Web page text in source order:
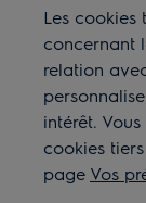
Les cookies
concernant
relation
intérêt.
cookies
page Vos